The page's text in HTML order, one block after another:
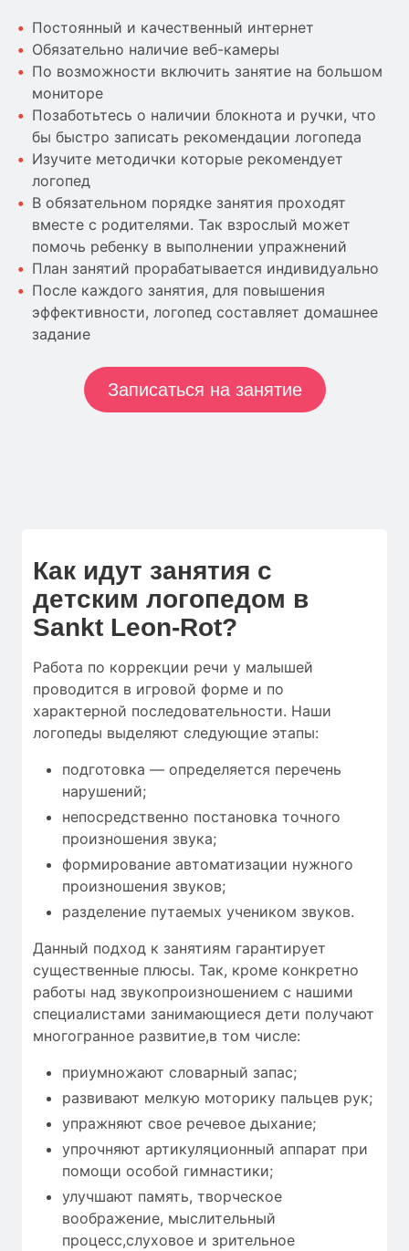
Постоянный и качественный интернет
Обязательно наличие веб-камеры
По возможности включить занятие на большом
мониторе
Позаботьтесь о наличии блокнота и ручки, что
бы быстро записать рекомендации логопеда
Изучите методички которые рекомендует
логопед
В обязательном порядке занятия проходят
вместе с родителями. Так взрослый может
помочь ребенку в выполнении упражнений
План занятий прорабатывается индивидуально
После каждого занятия, для повышения
эффективности, логопед составляет домашнее
задание
Записаться на занятие
Как идут занятия с
детским логопедом в
Sankt Leon-Rot?
Работа по коррекции речи у малышей
проводится в игровой форме и по
характерной последовательности. Наши
логопеды выделяют следующие этапы:
подготовка — определяется перечень
нарушений;
непосредственно постановка точного
произношения звука;
формирование автоматизации нужного
произношения звуков;
разделение путаемых учеником звуков.
Данный подход к занятиям гарантирует
существенные плюсы. Так, кроме конкретно
работы над звукопроизношением с нашими
специалистами занимающиеся дети получают
многогранное развитие,в том числе:
приумножают словарный запас;
развивают мелкую моторику пальцев рук;
упражняют свое речевое дыхание;
упрочняют артикуляционный аппарат при
помощи особой гимнастики;
улучшают память, творческое
воображение, мыслительный
процесс,слуховое и зрительное